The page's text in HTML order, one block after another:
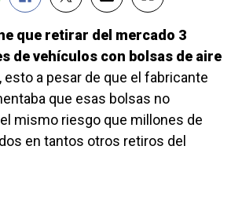
que retirar del mercado 3
de vehículos con bolsas de aire
, esto a pesar de que el fabricante
que esas bolsas no
mismo riesgo que millones de
en tantos otros retiros del